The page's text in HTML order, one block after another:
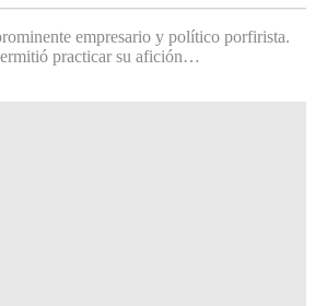
empresario y político porfirista.
practicar su afición…